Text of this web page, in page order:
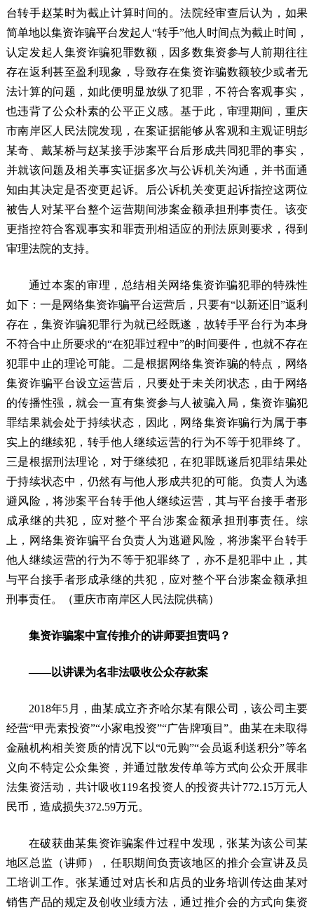
台转手赵某时为截止计算时间的。法院经审查后认为，如果
简单地以集资诈骗平台发起人“转手”他人时间点为截止时间，
认定发起人集资诈骗犯罪数额，因多数集资参与人前期往往
存在返利甚至盈利现象，导致存在集资诈骗数额较少或者无
法计算的问题，如此便明显放纵了犯罪，不符合客观事实，
也违背了公众朴素的公平正义感。基于此，审理期间，重庆
市南岸区人民法院发现，在案证据能够从客观和主观证明彭
某奇、戴某桥与赵某接手涉案平台后形成共同犯罪的事实，
并就该问题及相关事实证据多次与公诉机关沟通，并书面通
知由其决定是否变更起诉。后公诉机关变更起诉指控这两位
被告人对某平台整个运营期间涉案金额承担刑事责任。该变
更指控符合客观事实和罪责刑相适应的刑法原则要求，得到
审理法院的支持。
通过本案的审理，总结相关网络集资诈骗犯罪的特殊性
如下：一是网络集资诈骗平台运营后，只要有“以新还旧”返利
存在，集资诈骗犯罪行为就已经既遂，故转手平台行为本身
不符合中止所要求的“在犯罪过程中”的时间要件，也就不存在
犯罪中止的理论可能。二是根据网络集资诈骗的特点，网络
集资诈骗平台设立运营后，只要处于未关闭状态，由于网络
的传播性强，就会一直有集资参与人被骗入局，集资诈骗犯
罪结果就会处于持续状态，因此，网络集资诈骗行为属于事
实上的继续犯，转手他人继续运营的行为不等于犯罪终了。
三是根据刑法理论，对于继续犯，在犯罪既遂后犯罪结果处
于持续状态中，仍然有与他人形成共犯的可能。负责人为逃
避风险，将涉案平台转手他人继续运营，其与平台接手者形
成承继的共犯，应对整个平台涉案金额承担刑事责任。综
上，网络集资诈骗平台负责人为逃避风险，将涉案平台转手
他人继续运营的行为不等于犯罪终了，亦不是犯罪中止，其
与平台接手者形成承继的共犯，应对整个平台涉案金额承担
刑事责任。（重庆市南岸区人民法院供稿）
集资诈骗案中宣传推介的讲师要担责吗？
——以讲课为名非法吸收公众存款案
2018年5月，曲某成立齐齐哈尔某有限公司，该公司主要
经营“甲壳素投资”“小家电投资”“广告牌项目”。曲某在未取得
金融机构相关资质的情况下以“0元购”“会员返利送积分”等名
义向不特定公众集资，并通过散发传单等方式向公众开展非
法集资活动，共计吸收119名投资人的投资共计772.15万元人
民币，造成损失372.59万元。
在破获曲某集资诈骗案件过程中发现，张某为该公司某
地区总监（讲师），任职期间负责该地区的推介会宣讲及员
工培训工作。张某通过对店长和店员的业务培训传达曲某对
销售产品的规定及创收业绩方法，通过推介会的方式向集资